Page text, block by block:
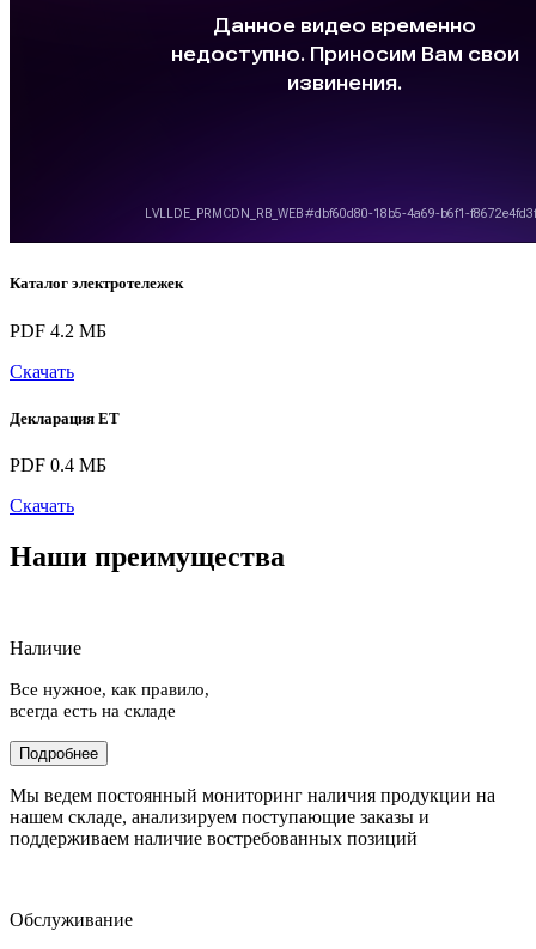
Каталог электротележек
PDF 4.2 МБ
Скачать
Декларация ЕТ
PDF 0.4 МБ
Скачать
Наши преимущества
Наличие
Все нужное, как правило,
всегда есть на складе
Подробнее
Мы ведем постоянный мониторинг наличия продукции на
нашем складе, анализируем поступающие заказы и
поддерживаем наличие востребованных позиций
Обслуживание